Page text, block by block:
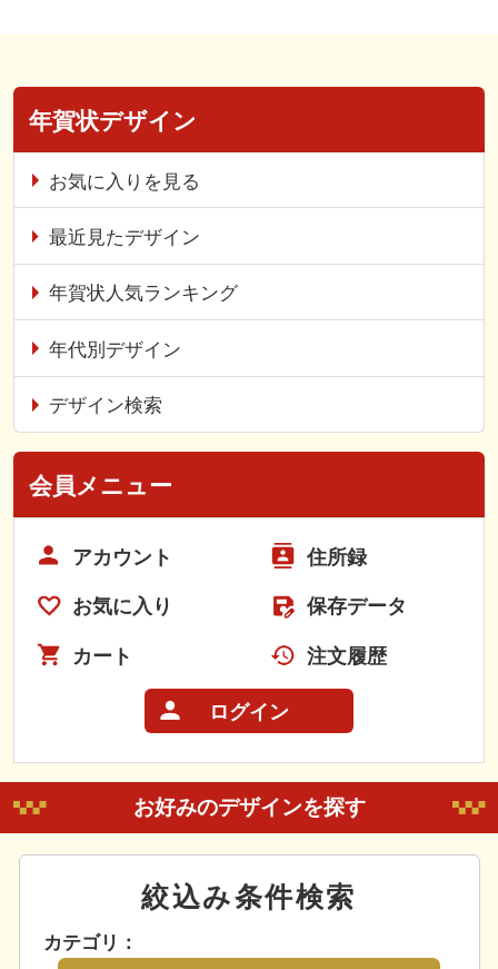
年賀状デザイン
お気に入りを見る
最近見たデザイン
年賀状人気ランキング
年代別デザイン
デザイン検索
会員メニュー
アカウント 住所録
お気に入り 保存データ
カート 注文履歴
ログイン
お好みのデザインを探す
絞込み条件検索
カテゴリ：